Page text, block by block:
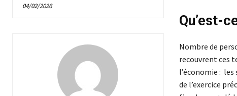
04/02/2026
Qu’est-
Nombre de
recouvrent ces
l’économie :
de l’exercice